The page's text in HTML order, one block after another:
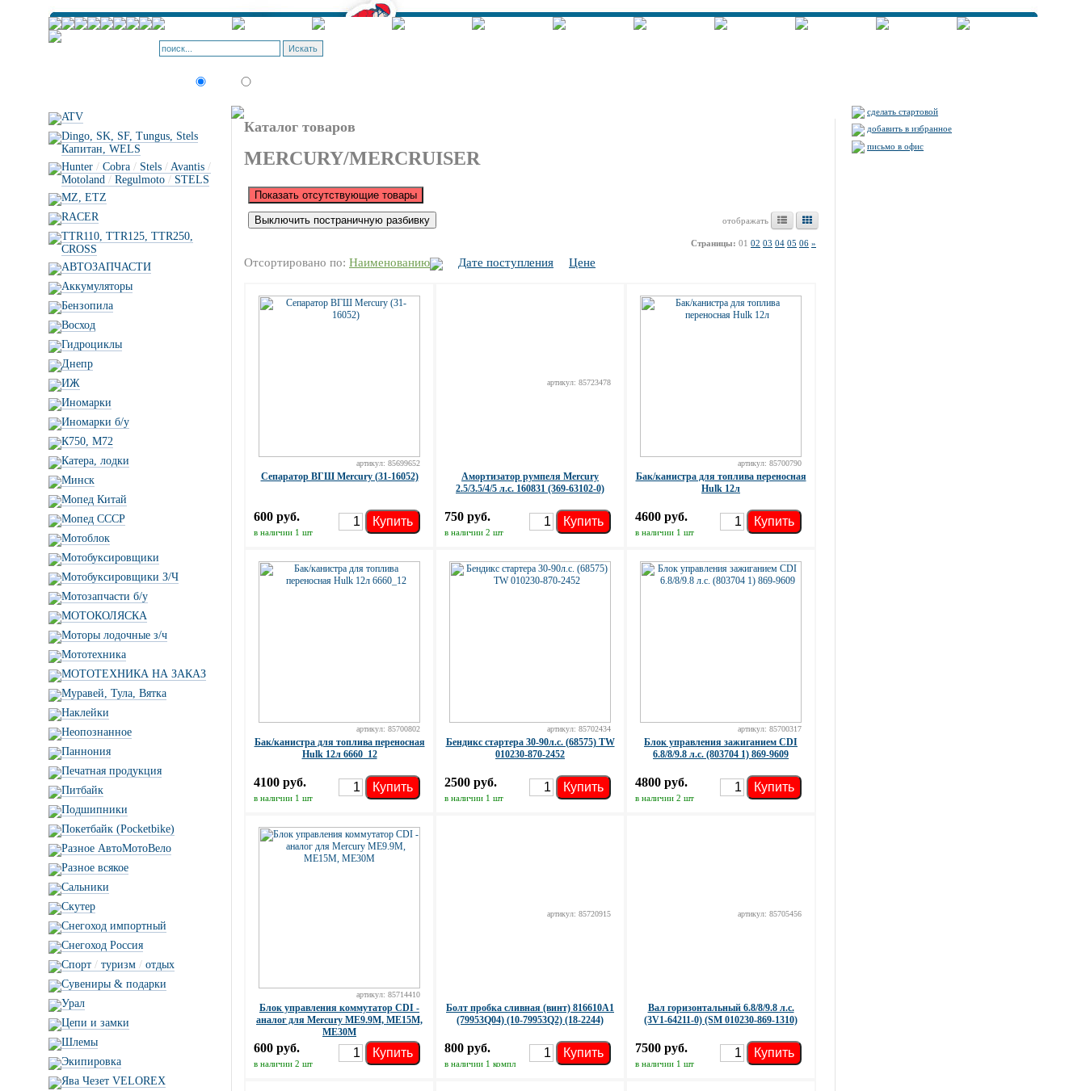
ATV
Dingo, SK, SF, Tungus, Stels
Капитан, WELS
Hunter / Cobra / Stels / Avantis /
Motoland / Regulmoto / STELS
MZ, ETZ
RACER
TTR110, TTR125, TTR250,
CROSS
АВТОЗАПЧАСТИ
Аккумуляторы
Бензопила
Восход
Гидроциклы
Днепр
ИЖ
Иномарки
Иномарки б/у
К750, М72
Катера, лодки
Минск
Мопед Китай
Мопед СССР
Мотоблок
Мотобуксировщики
Мотобуксировщики З/Ч
Мотозапчасти б/у
МОТОКОЛЯСКА
Моторы лодочные з/ч
Мототехника
МОТОТЕХНИКА НА ЗАКАЗ
Муравей, Тула, Вятка
Наклейки
Неопознанное
Паннония
Печатная продукция
Питбайк
Подшипники
Покетбайк (Pocketbike)
Разное АвтоМотоВело
Разное всякое
Сальники
Скутер
Снегоход импортный
Снегоход Россия
Спорт / туризм / отдых
Сувениры & подарки
Урал
Цепи и замки
Шлемы
Экипировка
Ява Чезет VELOREX
Каталог товаров
MERCURY/MERCRUISER
отображать
Страницы: 01 02 03 04 05 06 »
Отсортировано по: Наименованию Дате поступления Цене
артикул: 85699652
Cепаратор ВГШ Mercury (31-16052)
600 руб.
в наличии 1 шт
Купить
артикул: 85723478
Амортизатор румпеля Mercury
2.5/3.5/4/5 л.с. 160831 (369-63102-0)
750 руб.
в наличии 2 шт
Купить
артикул: 85700790
Бак/канистра для топлива переносная
Hulk 12л
4600 руб.
в наличии 1 шт
Купить
артикул: 85700802
Бак/канистра для топлива переносная
Hulk 12л 6660_12
4100 руб.
в наличии 1 шт
Купить
артикул: 85702434
Бендикс стартера 30-90л.с. (68575) TW
010230-870-2452
2500 руб.
в наличии 1 шт
Купить
артикул: 85700317
Блок управления зажиганием CDI
6.8/8/9.8 л.с. (803704 1) 869-9609
4800 руб.
в наличии 2 шт
Купить
артикул: 85714410
Блок управления коммутатор CDI -
аналог для Mercury ME9.9M, ME15M,
ME30M
600 руб.
в наличии 2 шт
Купить
артикул: 85720915
Болт пробка сливная (винт) 816610A1
(79953Q04) (10-79953Q2) (18-2244)
800 руб.
в наличии 1 компл
Купить
артикул: 85705456
Вал горизонтальный 6.8/8/9.8 л.с.
(3V1-64211-0) (SM 010230-869-1310)
7500 руб.
в наличии 1 шт
Купить
сделать стартовой
добавить в избранное
письмо в офис